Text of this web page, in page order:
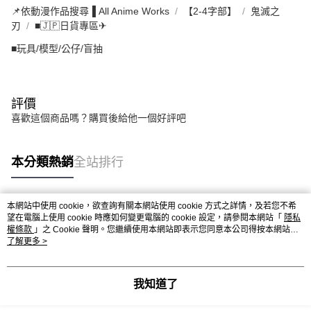
📌依動漫作品搜尋▐ All Anime Works 【2-4字部】
鬼滅之
刃
■🇯🇵日貨專區✈
■玩具/模型/公仔/盲抽
評價
喜歡這個商品嗎？購買後給他一個好評吧
本分類熱銷全站排行
熱門標籤
本網站中使用 cookie，欲查詢有關本網站使用 cookie 方式之詳情，及若您不希
望在電腦上使用 cookie 時應如何變更電腦的 cookie 設定，請參閱本網站「 隱私
權條款 」之 Cookie 聲明。您繼續使用本網站即表示您同意本公司得按本網站使
用條款之 Cookie 聲明使用 cookie。
了解更多 >
我知道了